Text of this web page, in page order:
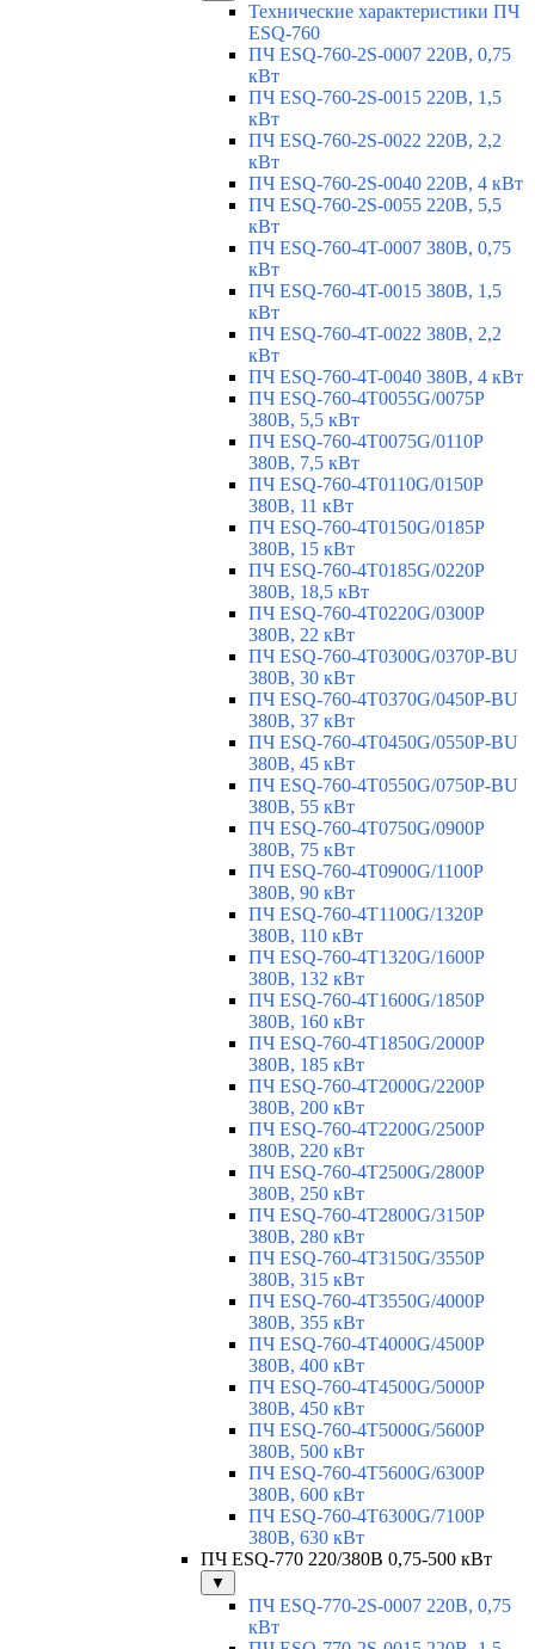
Технические характеристики ПЧ
ESQ-760
ПЧ ESQ-760-2S-0007 220В, 0,75
кВт
ПЧ ESQ-760-2S-0015 220В, 1,5
кВт
ПЧ ESQ-760-2S-0022 220В, 2,2
кВт
ПЧ ESQ-760-2S-0040 220В, 4 кВт
ПЧ ESQ-760-2S-0055 220В, 5,5
кВт
ПЧ ESQ-760-4T-0007 380В, 0,75
кВт
ПЧ ESQ-760-4T-0015 380В, 1,5
кВт
ПЧ ESQ-760-4T-0022 380В, 2,2
кВт
ПЧ ESQ-760-4T-0040 380В, 4 кВт
ПЧ ESQ-760-4T0055G/0075P
380В, 5,5 кВт
ПЧ ESQ-760-4T0075G/0110P
380В, 7,5 кВт
ПЧ ESQ-760-4T0110G/0150P
380В, 11 кВт
ПЧ ESQ-760-4T0150G/0185P
380В, 15 кВт
ПЧ ESQ-760-4T0185G/0220P
380В, 18,5 кВт
ПЧ ESQ-760-4T0220G/0300P
380В, 22 кВт
ПЧ ESQ-760-4T0300G/0370P-BU
380В, 30 кВт
ПЧ ESQ-760-4T0370G/0450P-BU
380В, 37 кВт
ПЧ ESQ-760-4T0450G/0550P-BU
380В, 45 кВт
ПЧ ESQ-760-4T0550G/0750P-BU
380В, 55 кВт
ПЧ ESQ-760-4T0750G/0900P
380В, 75 кВт
ПЧ ESQ-760-4T0900G/1100P
380В, 90 кВт
ПЧ ESQ-760-4T1100G/1320P
380В, 110 кВт
ПЧ ESQ-760-4T1320G/1600P
380В, 132 кВт
ПЧ ESQ-760-4T1600G/1850P
380В, 160 кВт
ПЧ ESQ-760-4T1850G/2000P
380В, 185 кВт
ПЧ ESQ-760-4T2000G/2200P
380В, 200 кВт
ПЧ ESQ-760-4T2200G/2500P
380В, 220 кВт
ПЧ ESQ-760-4T2500G/2800P
380В, 250 кВт
ПЧ ESQ-760-4T2800G/3150P
380В, 280 кВт
ПЧ ESQ-760-4T3150G/3550P
380В, 315 кВт
ПЧ ESQ-760-4T3550G/4000P
380В, 355 кВт
ПЧ ESQ-760-4T4000G/4500P
380В, 400 кВт
ПЧ ESQ-760-4T4500G/5000P
380В, 450 кВт
ПЧ ESQ-760-4T5000G/5600P
380В, 500 кВт
ПЧ ESQ-760-4T5600G/6300P
380В, 600 кВт
ПЧ ESQ-760-4T6300G/7100P
380В, 630 кВт
ПЧ ESQ-770 220/380В 0,75-500 кВт
▼
ПЧ ESQ-770-2S-0007 220В, 0,75
кВт